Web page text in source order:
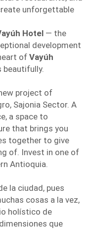
unforgettable
Hotel — the
development
of Vayúh
beautifully.
project of
Sajonia Sector. A
a space to
that brings you
together to give
of. Invest in one of
Antioquia.
la ciudad, pues
cosas a la vez,
holístico de
que